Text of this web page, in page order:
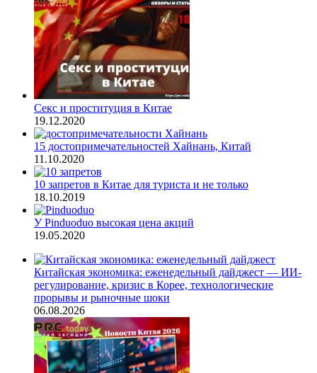
Секс и проституция в Китае
19.12.2020
15 достопримечательностей Хайнань, Китай
11.10.2020
10 запретов в Китае для туриста и не только
18.10.2019
У Pinduoduo высокая цена акций
19.05.2020
Китайская экономика: еженедельный дайджест — ИИ-
регулирование, кризис в Корее, технологические
прорывы и рыночные шоки
06.08.2026